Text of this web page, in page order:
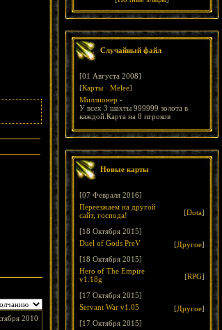
2010
Случайный файл
[01 Августа 2008]
[Карты · Melee]
Миллионер -
У всех 3 шахты 999999 золота в
каждой.Карта на 8 игроков
Новые карты
[07 Февраля 2016]
Переезжаем на другой
сайт, господа!
[Dota]
[18 Октября 2015]
Duel of Gods PreV
[Другое]
[18 Октября 2015]
Hero of The Empire
v1.18g
[RPG]
[17 Октября 2015]
Servant War v1.05
[Другое]
[17 Октября 2015]